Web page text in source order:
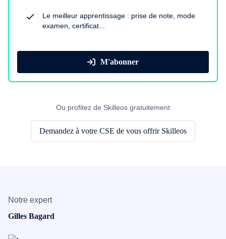
Le meilleur apprentissage : prise de note, mode
examen, certificat...
M'abonner
Ou profitez de Skilleos gratuitement
Demandez à votre CSE de vous offrir Skilleos
Notre expert
Gilles Bagard